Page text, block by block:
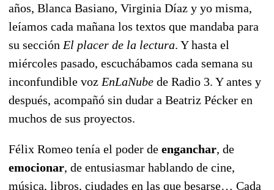
años, Blanca Basiano, Virginia Díaz y yo misma,
leíamos cada mañana los textos que mandaba para
su sección El placer de la lectura. Y hasta el
miércoles pasado, escuchábamos cada semana su
inconfundible voz EnLaNube de Radio 3. Y antes y
después, acompañó sin dudar a Beatriz Pécker en
muchos de sus proyectos.
Félix Romeo tenía el poder de enganchar, de
emocionar, de entusiasmar hablando de cine,
música, libros, ciudades en las que besarse… Cada